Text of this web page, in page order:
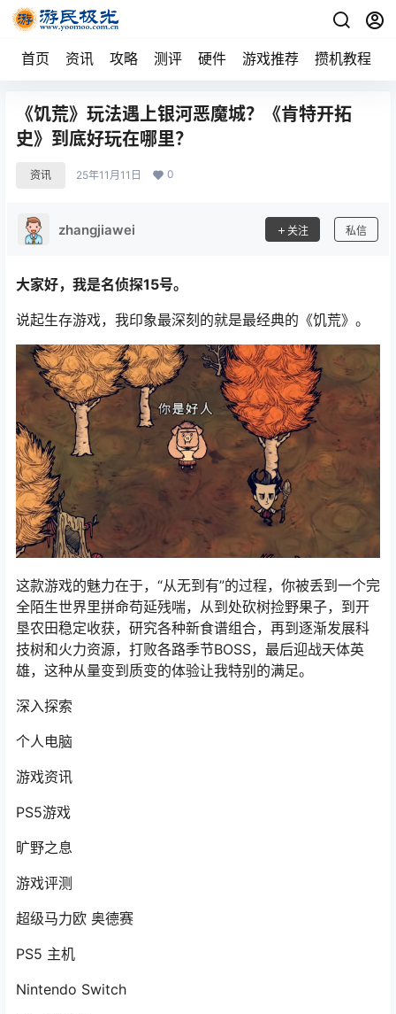
首页 资讯 攻略 测评 硬件 游戏推荐 攒机教程
《饥荒》玩法遇上银河恶魔城？《肯特开拓
史》到底好玩在哪里？
资讯 25年11月11日 0
zhangjiawei 关注 私信
大家好，我是名侦探15号。
说起生存游戏，我印象最深刻的就是最经典的《饥荒》。
这款游戏的魅力在于，“从无到有”的过程，你被丢到一个完
全陌生世界里拼命苟延残喘，从到处砍树捡野果子，到开
垦农田稳定收获，研究各种新食谱组合，再到逐渐发展科
技树和火力资源，打败各路季节BOSS，最后迎战天体英
雄，这种从量变到质变的体验让我特别的满足。
深入探索
个人电脑
游戏资讯
PS5游戏
旷野之息
游戏评测
超级马力欧 奥德赛
PS5 主机
Nintendo Switch